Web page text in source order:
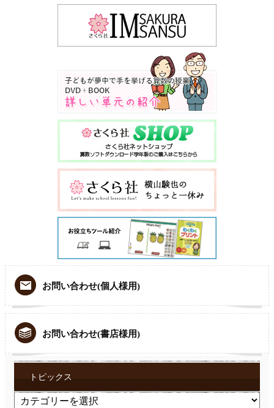
お問い合わせ(個人様用)
お問い合わせ(書店様用)
トピックス
ト